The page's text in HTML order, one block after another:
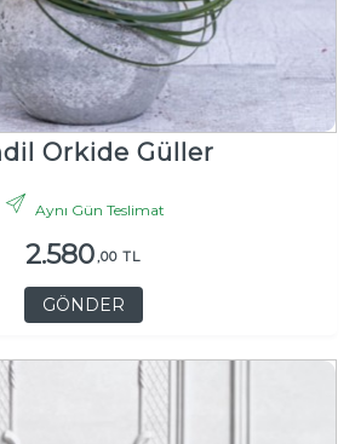
Orkide Güller
Aynı Gün Teslimat
2.580 ,00 TL
GÖNDER